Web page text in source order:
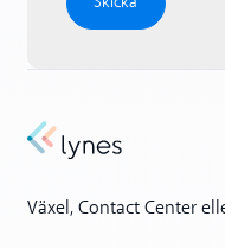
Växel, Contact Center